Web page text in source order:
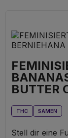
BUTTER
THC SAMEN
Stell dir eine